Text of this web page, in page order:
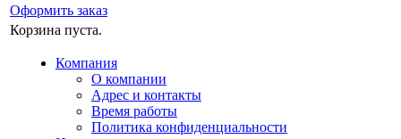
Оформить заказ
Корзина пуста.
Компания
О компании
Адрес и контакты
Время работы
Политика конфиденциальности